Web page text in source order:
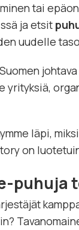
tai
ja etsit
uudelle
yrityksiä,
läpi,
on
puhuja